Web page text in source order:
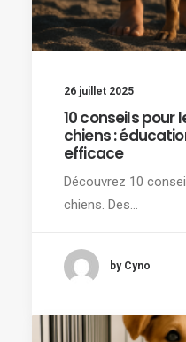
26 juillet 2025
10 conseils pour
chiens :
efficace
Découvrez 10
chiens. Des…
by Cyno